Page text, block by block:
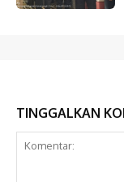
TINGGALKAN